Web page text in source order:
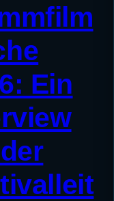
Ein